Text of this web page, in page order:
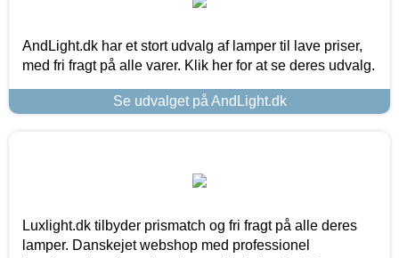
AndLight.dk har et stort udvalg af lamper til lave priser,
med fri fragt på alle varer. Klik her for at se deres udvalg.
Se udvalget på AndLight.dk
Luxlight.dk tilbyder prismatch og fri fragt på alle deres
lamper. Danskejet webshop med professionel